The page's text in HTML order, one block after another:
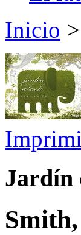
Inicio
Jardín